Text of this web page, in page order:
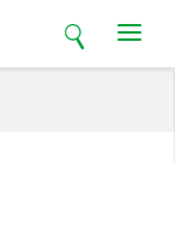
Open search
Open